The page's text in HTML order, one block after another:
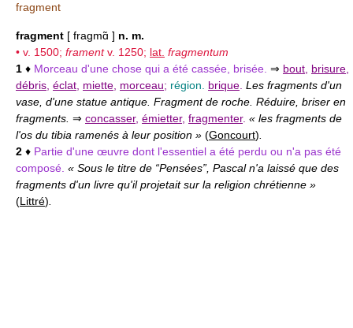
fragment
fragment [ fragmɑ̃ ] n. m.
• v. 1500; framentv. 1250; lat. fragmentum
1 ♦ Morceau d'une chose qui a été cassée, brisée. ⇒ bout brisure
débris éclat miette morceau; région. brique Les fragments d'un
vase, d'une statue antique. Fragment de roche. Réduire, briser en
fragments. ⇒ concasser, émietter, fragmenter. « les fragments de
l'os du tibia ramenés à leur position » (Goncourt)
2 ♦ Partie d'une œuvre dont l'essentiel a été perdu ou n'a pas été
composé. « Sous le titre de “Pensées”, Pascal n'a laissé que des
fragments d'un livre qu'il projetait sur la religion chrétienne »
(Littré)